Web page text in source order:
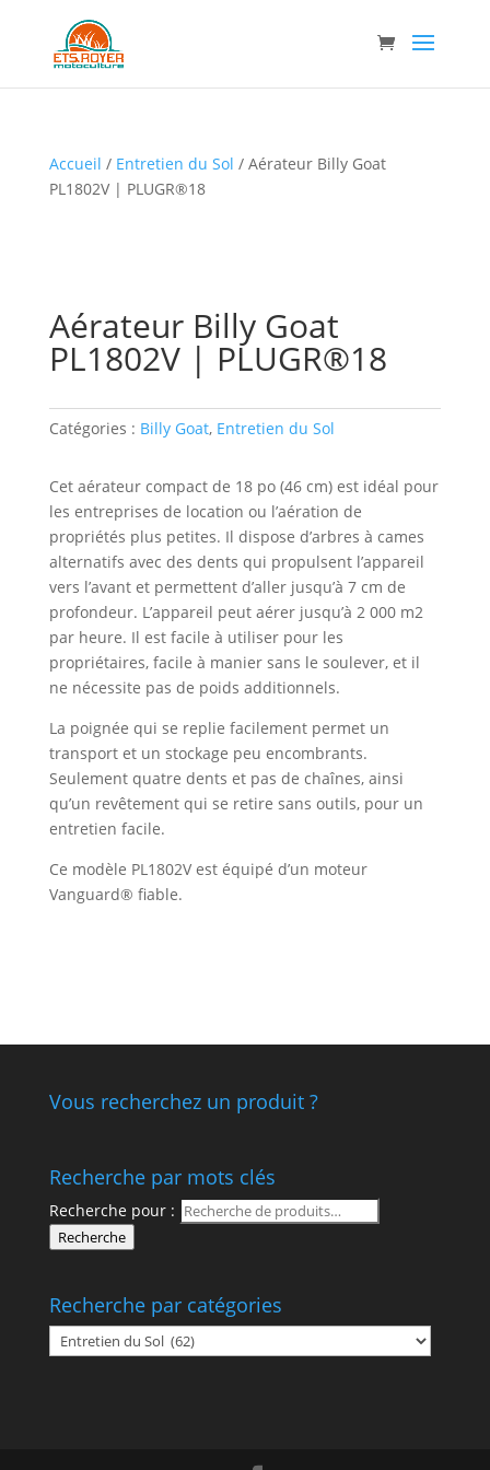
Accueil / Entretien du Sol / Aérateur Billy Goat
PL1802V | PLUGR®18
Aérateur Billy Goat
PL1802V | PLUGR®18
Catégories : Billy Goat, Entretien du Sol
Cet aérateur compact de 18 po (46 cm) est idéal pour
les entreprises de location ou l’aération de
propriétés plus petites. Il dispose d’arbres à cames
alternatifs avec des dents qui propulsent l’appareil
vers l’avant et permettent d’aller jusqu’à 7 cm de
profondeur. L’appareil peut aérer jusqu’à 2 000 m2
par heure. Il est facile à utiliser pour les
propriétaires, facile à manier sans le soulever, et il
ne nécessite pas de poids additionnels.
La poignée qui se replie facilement permet un
transport et un stockage peu encombrants.
Seulement quatre dents et pas de chaînes, ainsi
qu’un revêtement qui se retire sans outils, pour un
entretien facile.
Ce modèle PL1802V est équipé d’un moteur
Vanguard® fiable.
Vous recherchez un produit ?
Recherche par mots clés
Recherche pour :
Recherche
Recherche par catégories